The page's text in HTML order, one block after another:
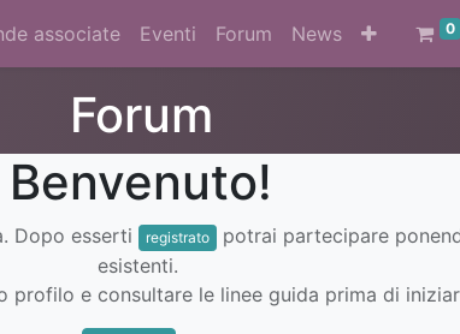
associate Eventi Forum News 0
Forum
Benvenuto!
Dopo esserti registrato
potrai partecipare
esistenti.
e consultare le linee guida prima di